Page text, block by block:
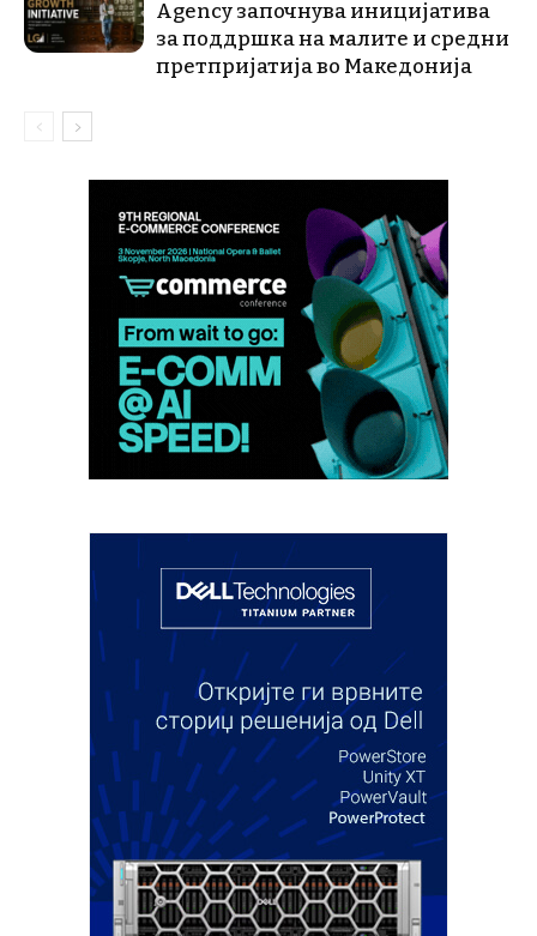
Agency започнува иницијатива
за поддршка на малите и средни
претпријатија во Македонија